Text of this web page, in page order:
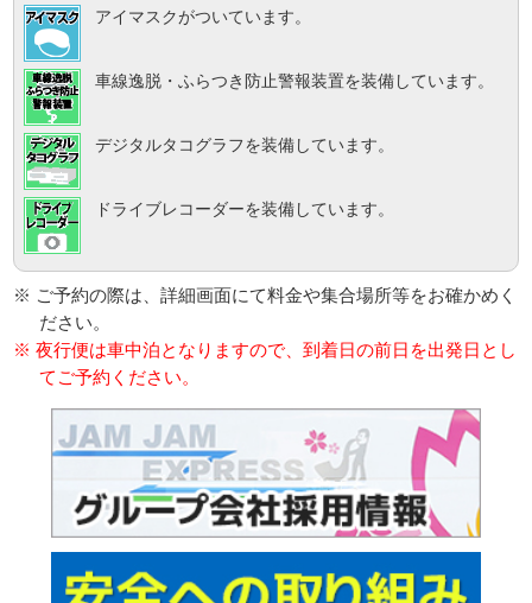
アイマスクがついています。
車線逸脱・ふらつき防止警報装置を装備しています。
デジタルタコグラフを装備しています。
ドライブレコーダーを装備しています。
※ ご予約の際は、詳細画面にて料金や集合場所等をお確かめく
ださい。
※ 夜行便は車中泊となりますので、到着日の前日を出発日とし
てご予約ください。